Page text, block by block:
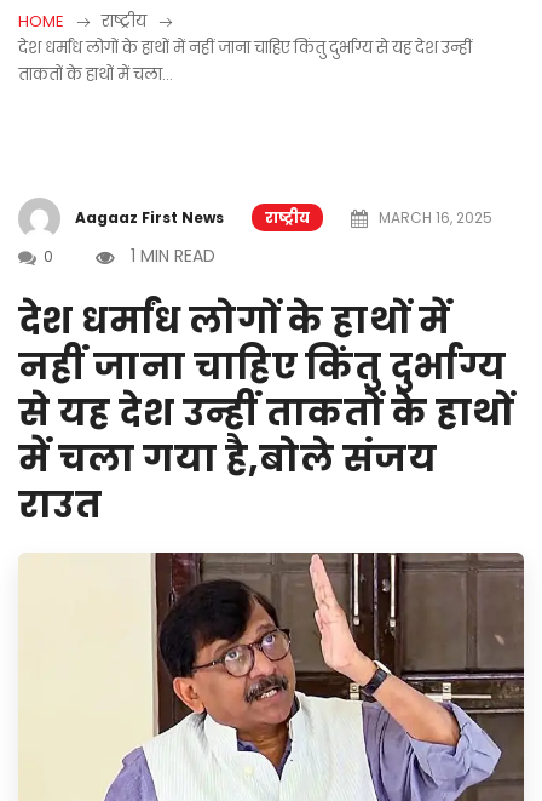
HOME
राष्ट्रीय
देश धर्मांध लोगों के हाथों में नहीं जाना चाहिए किंतु दुर्भाग्य से यह देश उन्हीं
ताकतों के हाथों में चला…
Aagaaz First News राष्ट्रीय
MARCH 16, 2025
0
1 MIN READ
देश धर्मांध लोगों के हाथों में
नहीं जाना चाहिए किंतु दुर्भाग्य
से यह देश उन्हीं ताकतों के हाथों
में चला गया है,बोले संजय
राउत